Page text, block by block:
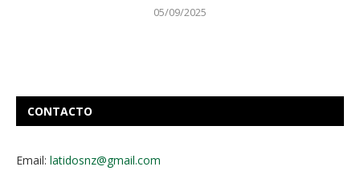
05/09/2025
CONTACTO
Email: latidosnz@gmail.com